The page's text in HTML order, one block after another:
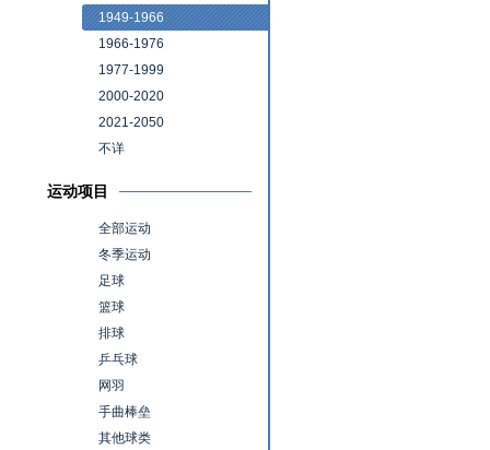
1949-1966
1966-1976
1977-1999
2000-2020
2021-2050
不详
运动项目
全部运动
冬季运动
足球
篮球
排球
乒乓球
网羽
手曲棒垒
其他球类